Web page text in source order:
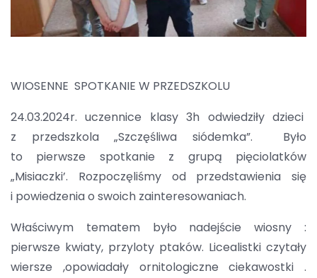
WIOSENNE SPOTKANIE W PRZEDSZKOLU
24.03.2024r. uczennice klasy 3h odwiedziły dzieci
z przedszkola „Szczęśliwa siódemka”. Było
to pierwsze spotkanie z grupą pięciolatków
„Misiaczki’. Rozpoczęliśmy od przedstawienia się
i powiedzenia o swoich zainteresowaniach.
Właściwym tematem było nadejście wiosny :
pierwsze kwiaty, przyloty ptaków. Licealistki czytały
wiersze ,opowiadały ornitologiczne ciekawostki .